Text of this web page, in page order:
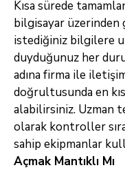
Kısa sürede
bilgisayar
istediğiniz bilgilere
duyduğunuz her
adına firma ile
doğrultusunda en
alabilirsiniz. Uzman
olarak kontroller
sahip ekipmanlar
Açmak Mantıklı Mı